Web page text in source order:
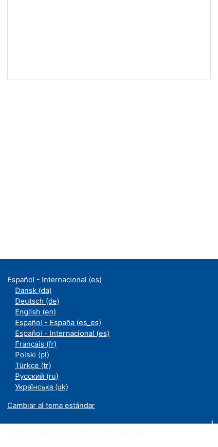
Español - Internacional ‎(es)‎
Dansk ‎(da)‎
Deutsch ‎(de)‎
English ‎(en)‎
Español - España ‎(es_es)‎
Español - Internacional ‎(es)‎
Français ‎(fr)‎
Polski ‎(pl)‎
Türkçe ‎(tr)‎
Русский ‎(ru)‎
Українська ‎(uk)‎
Cambiar al tema estándar